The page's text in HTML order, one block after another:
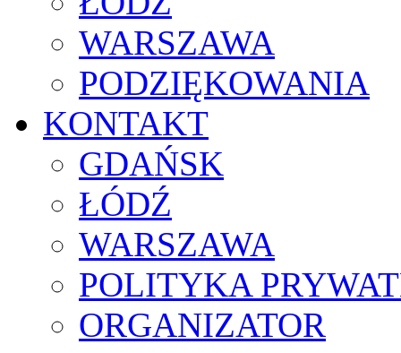
WARSZAWA
PODZIĘKOWANIA
KONTAKT
GDAŃSK
ŁÓDŹ
WARSZAWA
POLITYKA
ORGANIZATOR